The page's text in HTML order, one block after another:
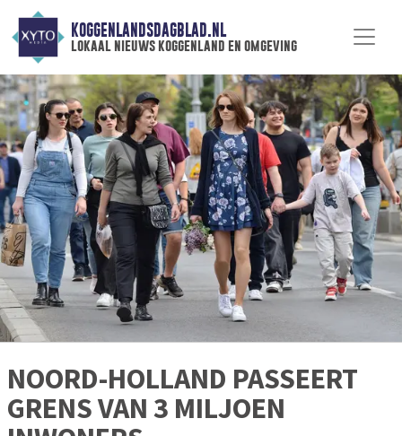
KOGGENLANDSDAGBLAD.NL
lokaal nieuws koggenland en omgeving
NOORD-HOLLAND PASSEERT
GRENS VAN 3 MILJOEN